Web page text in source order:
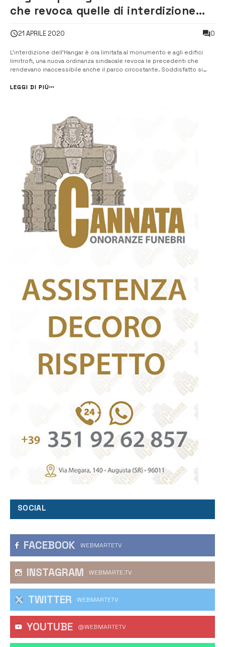
che revoca quelle di interdizione
21 APRILE 2020 0
L’interdizione dell’Hangar è ora limitata al monumento e agli edifici
limitrofi, una nuova ordinanza sindacale revoca le precedenti che
rendevano inaccessibile anche il parco circostante. Soddisfatto si
che questo sia un primo passo verso la riapertura alla pubblica
LEGGI DI PIÙ
SOCIAL
FACEBOOK WEBMARTETV
INSTAGRAM WEBMARTE.TV
TWITTER WEBMARTETV
YOUTUBE @WEBMARTETV